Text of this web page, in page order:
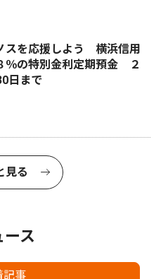
スを応援しよう 横浜信用
の特別金利定期預金 ２
日まで
見る
ス
記事